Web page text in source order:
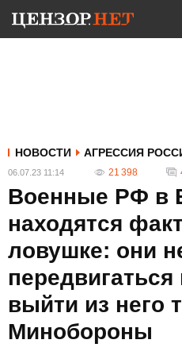
НОВОСТИ АГРЕССИЯ
06.07.23 11:14 21 398
Военные РФ в
находятся
ловушке: они
выйти из него
Минобороны